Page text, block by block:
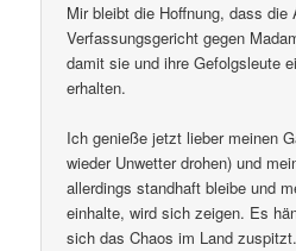
Mir bleibt die Hoffnung, dass
Verfassungsgericht gegen
damit sie und ihre Gefolgsleute
erhalten.
Ich genieße jetzt lieber meinen
wieder Unwetter drohen) und
allerdings standhaft bleibe und
einhalte, wird sich zeigen. Es
sich das Chaos im Land zuspitzt.